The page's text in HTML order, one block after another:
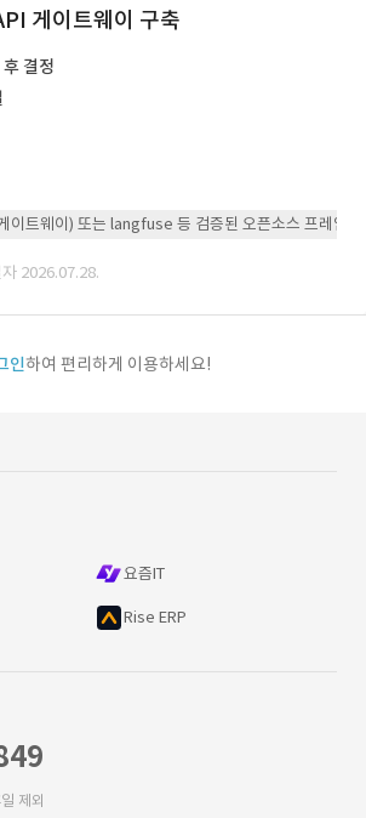
게이트웨이 구축
결정
트웨이) 또는 langfuse 등 검증된 오픈소스 프레임워
2026.07.28.
인하여 편리하게 이용하세요!
요즘IT
Rise ERP
제외